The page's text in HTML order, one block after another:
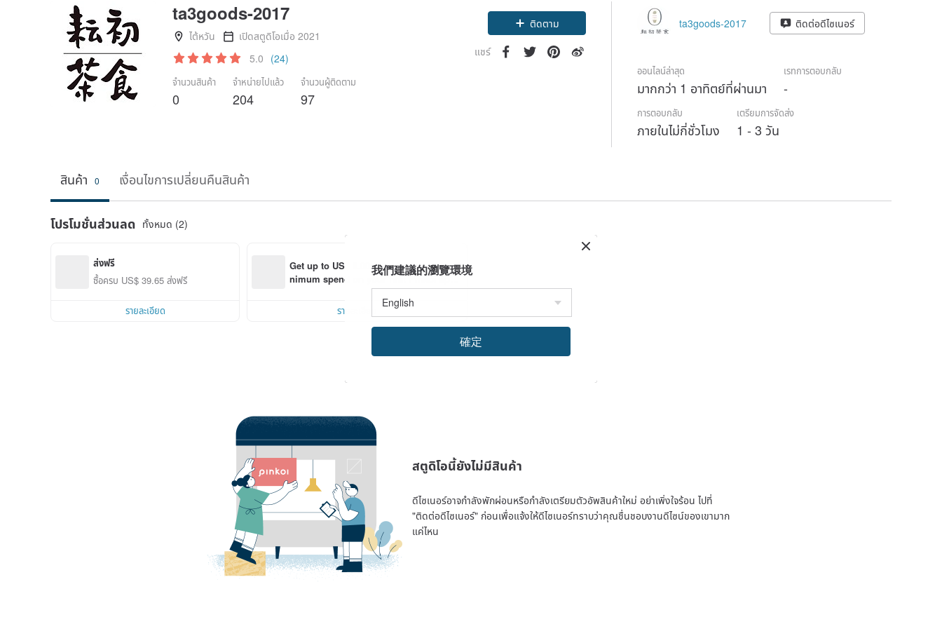
ta3goods-2017
ไต้หวัน
เปิดสตูดิโอเมื่อ 2021
5.0 (24)
จำนวนสินค้า
0
จำหน่ายไปแล้ว
204
จำนวนผู้ติดตาม
97
ติดตาม
แชร์
ta3goods-2017 ติดต่อดีไซเนอร์
ออนไลน์ล่าสุด
มากกว่า 1 อาทิตย์ที่ผ่านมา
เรทการตอบกลับ
-
การตอบกลับ
ภายในไม่กี่ชั่วโมง
เตรียมการจัดส่ง
1 - 3 วัน
สินค้า 0 เงื่อนไขการเปลี่ยนคืนสินค้า
โปรโมชั่นส่วนลด ทั้งหมด (2)
ส่งฟรี
ซื้อครบ US$ 39.65 ส่งฟรี
รายละเอียด
Get up to US$ 6.00 off shipping with mi
nimum spend on your first Pinkoi app
order within 7 days!
รายละเอียด
สตูดิโอนี้ยังไม่มีสินค้า
ดีไซเนอร์อาจกำลังพักผ่อนหรือกำลังเตรียมตัวอัพสินค้าใหม่ อย่าเพิ่งใจร้อน ไปที่
"ติดต่อดีไซเนอร์" ก่อนเพื่อแจ้งให้ดีไซเนอร์ทราบว่าคุณชื่นชอบงานดีไซน์ของเขามาก
แค่ไหน
我們建議的瀏覽環境
確定